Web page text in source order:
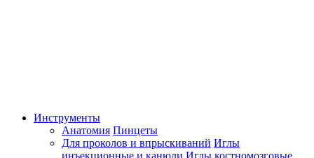
Инструменты
Анатомия Пинцеты
Для проколов и впрыскиваний Иглы
инъекционные и канюли Иглы костномозговые